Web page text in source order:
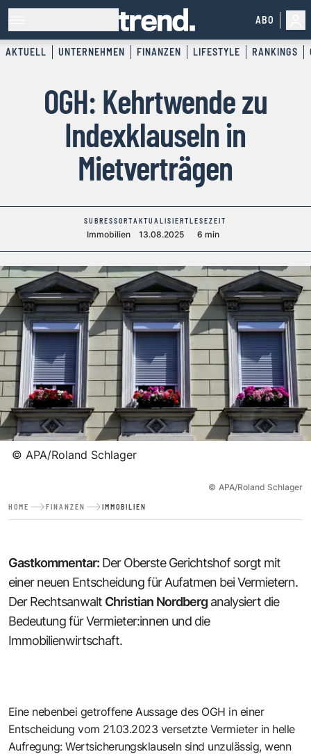
ABO
AKTUELL UNTERNEHMEN FINANZEN LIFESTYLE RANKINGS
OGH: Kehrtwende zu
Indexklauseln in
Mietverträgen
SUBRESSORT
Immobilien
AKTUALISIERT
13.08.2025
LESEZEIT
6 min
© APA/Roland Schlager
© APA/Roland Schlager
HOME FINANZEN IMMOBILIEN
Gastkommentar: Der Oberste Gerichtshof sorgt mit
einer neuen Entscheidung für Aufatmen bei Vermietern.
Der Rechtsanwalt Christian Nordberg analysiert die
Bedeutung für Vermieter:innen und die
Immobilienwirtschaft.
Eine nebenbei getroffene Aussage des OGH in einer
Entscheidung vom 21.03.2023 versetzte Vermieter in helle
Aufregung: Wertsicherungsklauseln sind unzulässig, wenn